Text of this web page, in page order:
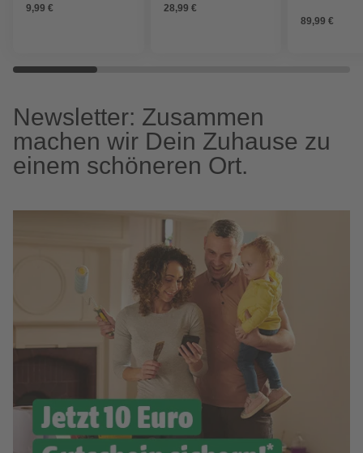
9,99 € 28,99 €
89,99 €
Newsletter: Zusammen
machen wir Dein Zuhause zu
einem schöneren Ort.